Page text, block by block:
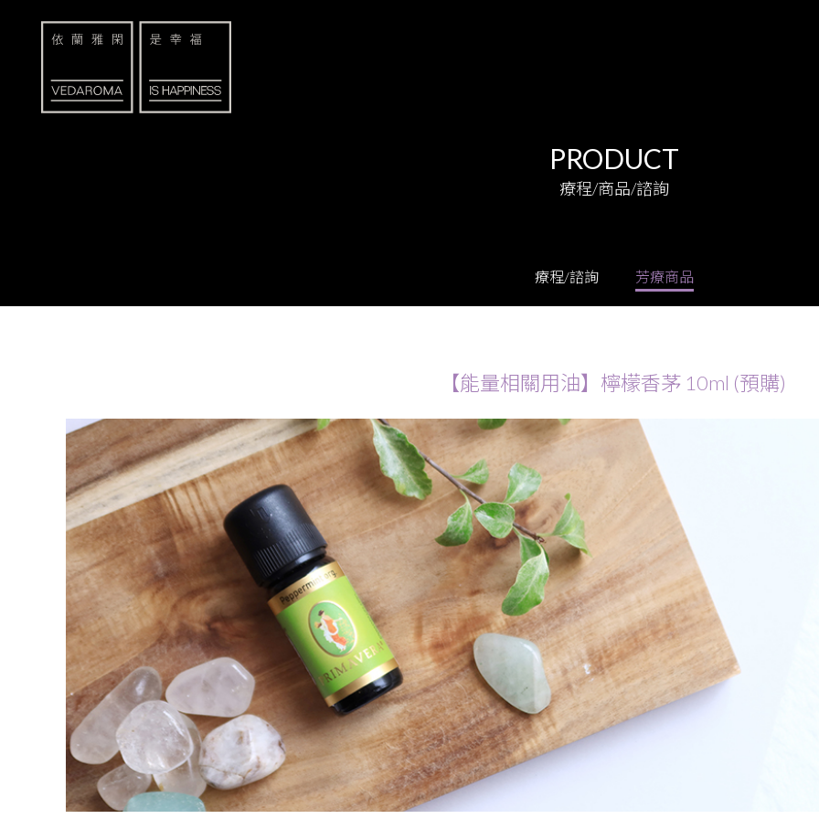
PRODUCT
療程/商品/諮詢
療程/諮詢 芳療商品
【能量相關用油】檸檬香茅 10ml (預購)